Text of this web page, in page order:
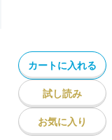
カートに入れる
試し読み
お気に入り